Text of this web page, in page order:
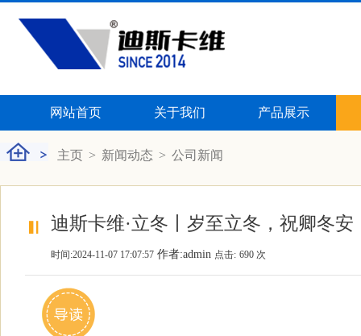
网站首页 关于我们 产品展示
主页 > 新闻动态 > 公司新闻
迪斯卡维·立冬丨岁至立冬，祝卿冬安
时间:2024-11-07 17:07:57 作者:admin 点击: 690 次